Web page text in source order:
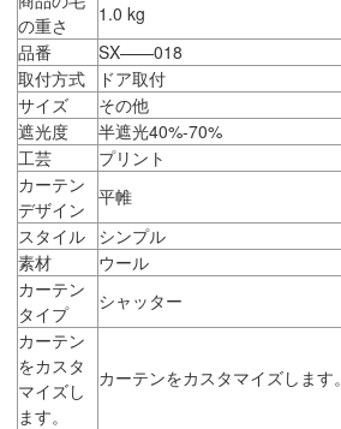
の重さ
1.0 kg
品番
SX——018
取付方式
ドア取付
サイズ
その他
遮光度
半遮光40%-70%
工芸
プリント
カーテン
デザイン
平帷
スタイル シンプル
素材
ウール
カーテン
タイプ
シャッター
カーテン
をカスタ
マイズし
ます。
カーテンをカスタマイズします。